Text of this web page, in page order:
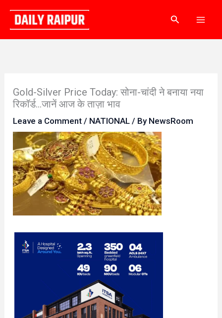
content
Search
Gold-Silver Price Today: सोना-चांदी ने बनाया नया
रिकॉर्ड…जानें आज के ताज़ा भाव
Leave a Comment / NATIONAL / By NewsRoom